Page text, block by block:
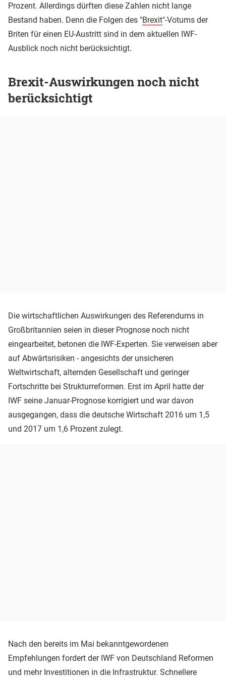
Prozent. Allerdings dürften diese Zahlen nicht lange
Bestand haben. Denn die Folgen des "Brexit"-Votums der
Briten für einen EU-Austritt sind in dem aktuellen IWF-
Ausblick noch nicht berücksichtigt.
Brexit-Auswirkungen noch nicht
berücksichtigt
Die wirtschaftlichen Auswirkungen des Referendums in
Großbritannien seien in dieser Prognose noch nicht
eingearbeitet, betonen die IWF-Experten. Sie verweisen aber
auf Abwärtsrisiken - angesichts der unsicheren
Weltwirtschaft, alternden Gesellschaft und geringer
Fortschritte bei Strukturreformen. Erst im April hatte der
IWF seine Januar-Prognose korrigiert und war davon
ausgegangen, dass die deutsche Wirtschaft 2016 um 1,5
und 2017 um 1,6 Prozent zulegt.
Nach den bereits im Mai bekanntgewordenen
Empfehlungen fordert der IWF von Deutschland Reformen
und mehr Investitionen in die Infrastruktur. Schnellere